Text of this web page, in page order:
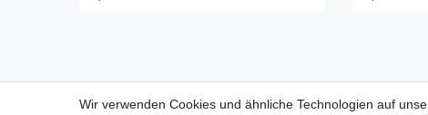
Für Fragen zu unseren Produkten und
Wir verwenden Cookies und ähnliche Technologien auf